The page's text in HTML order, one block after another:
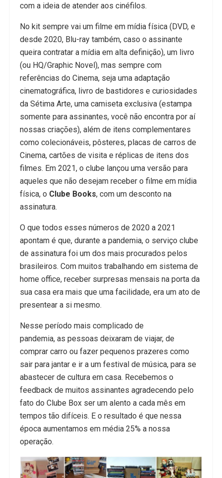
com a ideia de atender aos cinéfilos.
No kit sempre vai um filme em mídia física (DVD, e
desde 2020, Blu-ray também, caso o assinante
queira contratar a mídia em alta definição), um livro
(ou HQ/Graphic Novel), mas sempre com
referências do Cinema, seja uma adaptação
cinematográfica, livro de bastidores e curiosidades
da Sétima Arte, uma camiseta exclusiva (estampa
somente para assinantes, você não encontra por aí
nossas criações), além de itens complementares
como colecionáveis, pôsteres, placas de carros de
Cinema, cartões de visita e réplicas de itens dos
filmes. Em 2021, o clube lançou uma versão para
aqueles que não desejam receber o filme em mídia
física, o Clube Books, com um desconto na
assinatura.
O que todos esses números de 2020 a 2021
apontam é que, durante a pandemia, o serviço clube
de assinatura foi um dos mais procurados pelos
brasileiros. Com muitos trabalhando em sistema de
home office, receber surpresas mensais na porta da
sua casa era mais que uma facilidade, era um ato de
presentear a si mesmo.
Nesse período mais complicado de
pandemia, as pessoas deixaram de viajar, de
comprar carro ou fazer pequenos prazeres como
sair para jantar e ir a um festival de música, para se
abastecer de cultura em casa. Recebemos o
feedback de muitos assinantes agradecendo pelo
fato do Clube Box ser um alento a cada mês em
tempos tão difíceis. E o resultado é que nessa
época aumentamos em média 25% a nossa
operação.